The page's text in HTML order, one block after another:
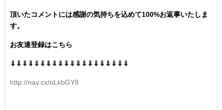
頂いたコメントには感謝の気持ちを込めて100%お返事いたしま
す。
お友達登録はこちら
⇓⇓⇓⇓⇓⇓⇓⇓⇓⇓⇓⇓⇓⇓⇓⇓⇓⇓⇓⇓
http://nav.cx/oLkbGY8